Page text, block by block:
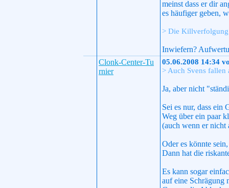
meinst dass er dir
es häufiger geben,
> Die Killverfolgung
Inwiefern?
Clonk-Center-Tu
rnier
05.06.2008 14:34
> Auch Svens fallen
Ja, aber nicht
Sei es nur, dass ein
Weg über ein paar
(auch wenn er nicht
Oder es könnte
Dann hat die
Es kann sogar
auf eine Schrägung